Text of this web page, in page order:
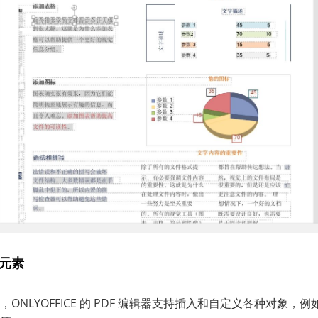
素
ONLYOFFICE 的 PDF 编辑器支持插入和自定义各种对象，例